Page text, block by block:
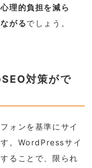
理的負担を減ら
がるでしょう。
対策がで
ォンを基準にサイ
。WordPressサイ
ることで、限られ